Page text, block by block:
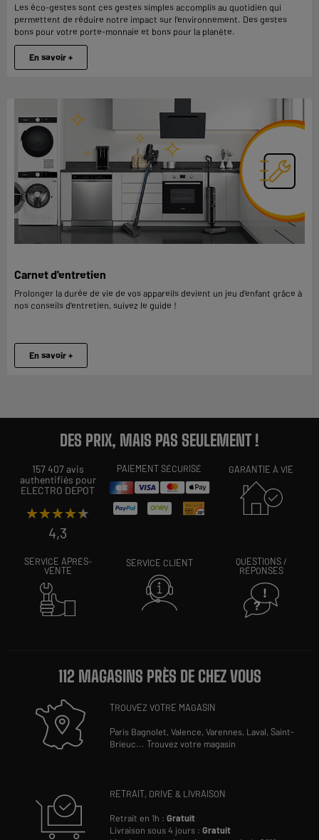
Les éco-gestes sont ces gestes simples accomplis au quotidien qui
permettent de réduire notre impact sur l'environnement. Des gestes
bons pour votre porte-monnaie et bons pour la planète.
En savoir +
Carnet d'entretien
Prolonger la durée de vie de vos appareils devient un jeu d’enfant grâce à
nos conseils d’entretien, suivez le guide !
En savoir +
DES PRIX, MAIS PAS SEULEMENT !
157 407 avis
authentifiés pour
ELECTRO DEPOT
★★★★★
★★★★★
4,3
PAIEMENT SÉCURISÉ GARANTIE À VIE
SERVICE APRÈS-
VENTE
SERVICE CLIENT
QUESTIONS /
RÉPONSES
112 MAGASINS PRÈS DE CHEZ VOUS
TROUVEZ VOTRE MAGASIN
Paris Bagnolet,Valence,Varennes, Laval,Saint-
Brieuc...Trouvez votre magasin
RETRAIT, DRIVE & LIVRAISON
Retrait en 1h :Gratuit
Livraison sous 4 jours :Gratuit